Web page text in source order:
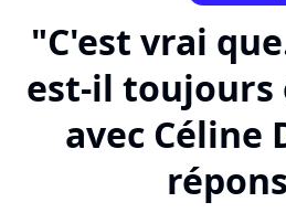
"C'est vrai
est-il toujours
avec Céline